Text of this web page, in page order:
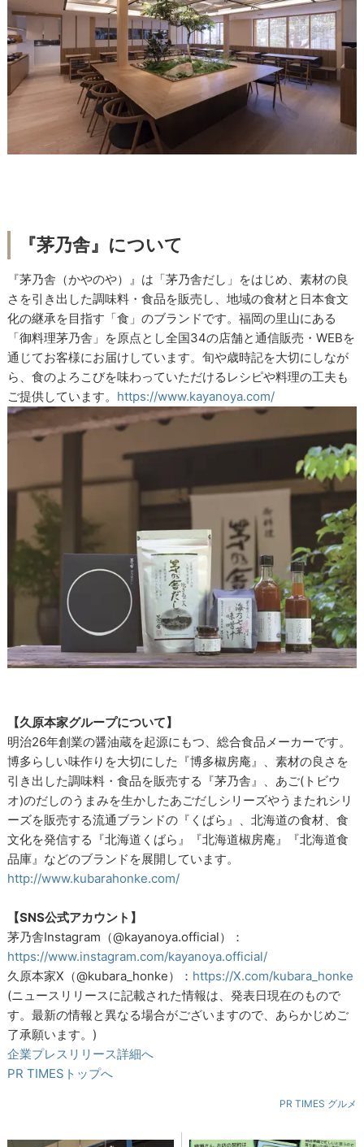
『茅乃舎』について
『茅乃舎（かやのや）』は「茅乃舎だし」をはじめ、素材の良
さを引き出した調味料・食品を販売し、地域の食材と日本食文
化の継承を目指す「食」のブランドです。福岡の里山にある
「御料理茅乃舎」を原点とし全国34の店舗と通信販売・WEBを
通じてお客様にお届けしています。旬や歳時記を大切にしなが
ら、食のよろこびを味わっていただけるレシピや料理の工夫も
ご提供しています。 https://www.kayanoya.com/
【久原本家グループについて】
明治26年創業の醤油蔵を起源にもつ、総合食品メーカーです。
博多らしい味作りを大切にした『博多椒房庵』、素材の良さを
引き出した調味料・食品を販売する『茅乃舎』、あご(トビウ
オ)のだしのうまみを生かしたあごだしシリーズやうまたれシリ
ーズを販売する流通ブランドの『くばら』、北海道の食材、食
文化を発信する『北海道くばら』『北海道椒房庵』『北海道食
品庫』などのブランドを展開しています。
http://www.kubarahonke.com/
【SNS公式アカウント】
茅乃舎Instagram（@kayanoya.official）：
https://www.instagram.com/kayanoya.official/
久原本家X（@kubara_honke）： https://X.com/kubara_honke
(ニュースリリースに記載された情報は、発表日現在のもので
す。最新の情報と異なる場合がございますので、あらかじめご
了承願います。)
企業プレスリリース詳細へ
PR TIMESトップへ
PR TIMES グルメ